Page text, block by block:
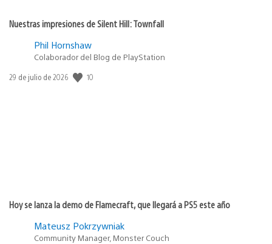
Nuestras impresiones de Silent Hill: Townfall
Phil Hornshaw
Colaborador del Blog de PlayStation
Fecha
29 de julio de 2026 10
Hoy se lanza la demo de Flamecraft, que llegará a PS5 este año
Mateusz Pokrzywniak
Community Manager, Monster Couch